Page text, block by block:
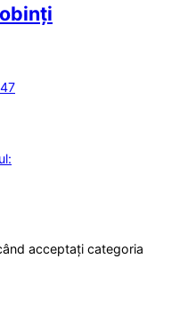
acceptați categoria